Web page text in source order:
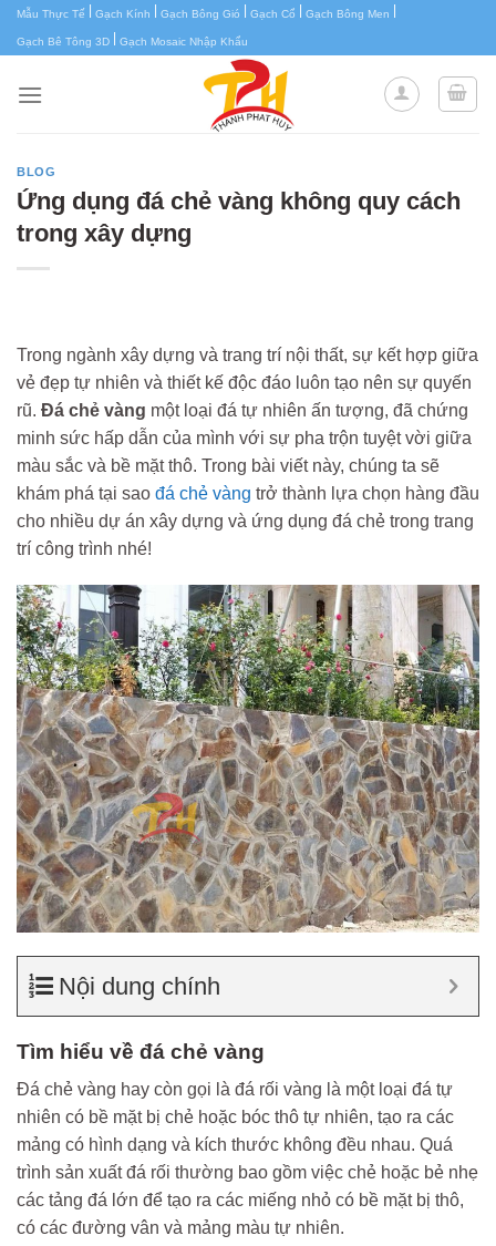
Chuyển
đến
dung
Mẫu Thực Tế Gạch Kính Gạch Bông Gió Gạch Cổ Gạch Bông Men
Gạch Bê Tông 3D Gạch Mosaic Nhập Khẩu
BLOG
Ứng dụng đá chẻ vàng không quy cách
trong xây dựng
Trong ngành xây dựng và trang trí nội thất, sự kết hợp giữa
vẻ đẹp tự nhiên và thiết kế độc đáo luôn tạo nên sự quyến
rũ. Đá chẻ vàng một loại đá tự nhiên ấn tượng, đã chứng
minh sức hấp dẫn của mình với sự pha trộn tuyệt vời giữa
màu sắc và bề mặt thô. Trong bài viết này, chúng ta sẽ
khám phá tại sao đá chẻ vàng trở thành lựa chọn hàng đầu
cho nhiều dự án xây dựng và ứng dụng đá chẻ trong trang
trí công trình nhé!
Nội dung chính
Tìm hiểu về đá chẻ vàng
Đá chẻ vàng hay còn gọi là đá rối vàng là một loại đá tự
nhiên có bề mặt bị chẻ hoặc bóc thô tự nhiên, tạo ra các
mảng có hình dạng và kích thước không đều nhau. Quá
trình sản xuất đá rối thường bao gồm việc chẻ hoặc bẻ nhẹ
các tảng đá lớn để tạo ra các miếng nhỏ có bề mặt bị thô,
có các đường vân và mảng màu tự nhiên.